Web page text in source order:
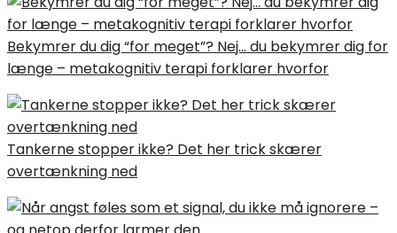
Bekymrer du dig “for meget”? Nej… du bekymrer dig for
længe – metakognitiv terapi forklarer hvorfor
Tankerne stopper ikke? Det her trick skærer
overtænkning ned